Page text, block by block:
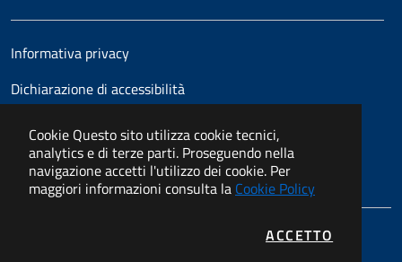
Cookie Questo sito utilizza cookie tecnici,
analytics e di terze parti. Proseguendo nella
navigazione accetti l'utilizzo dei cookie. Per
maggiori informazioni consulta la Cookie Policy
ACCETTO
Informativa privacy
Dichiarazione di accessibilità